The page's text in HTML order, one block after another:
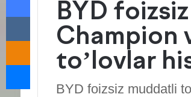
BYD
Champion
to’lovlar
BYD foizsiz muddatli
VKontakte
Odnoklassniki
Messenger